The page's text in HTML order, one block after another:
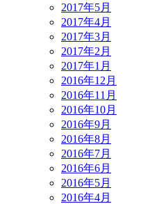
2017年5月
2017年4月
2017年3月
2017年2月
2017年1月
2016年12月
2016年11月
2016年10月
2016年9月
2016年8月
2016年7月
2016年6月
2016年5月
2016年4月